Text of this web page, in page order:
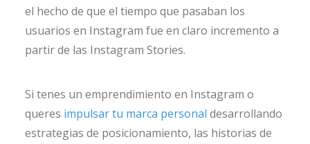
el hecho de que el tiempo que pasaban los
usuarios en Instagram fue en claro incremento a
partir de las Instagram Stories.
Si tenes un emprendimiento en Instagram o
queres impulsar tu marca personal desarrollando
estrategias de posicionamiento, las historias de